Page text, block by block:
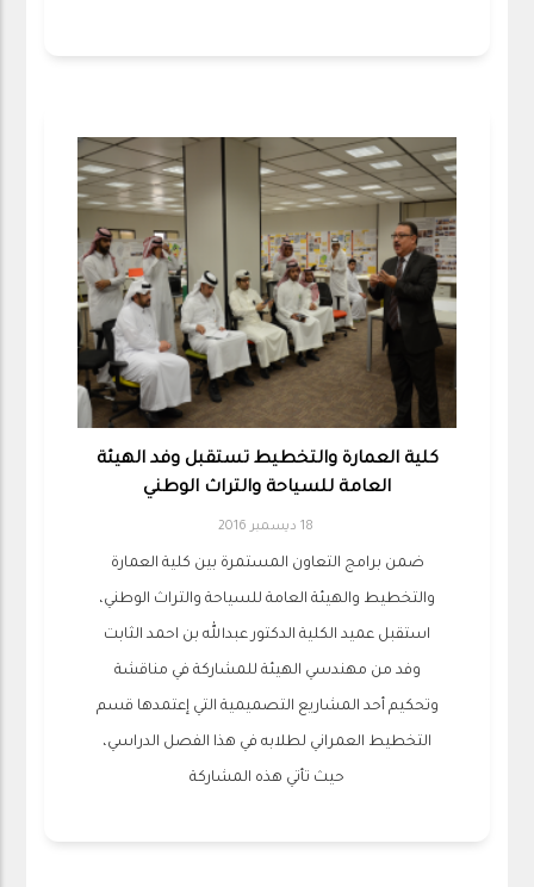
كلية العمارة والتخطيط تستقبل وفد الهيئة
العامة للسياحة والتراث الوطني
18 ديسمبر 2016
ضمن برامج التعاون المستمرة بين كلية العمارة
والتخطيط والهيئة العامة للسياحة والتراث الوطني،
استقبل عميد الكلية الدكتور عبدالله بن احمد الثابت
وفد من مهندسي الهيئة للمشاركة في مناقشة
وتحكيم أحد المشاريع التصميمية التي إعتمدها قسم
التخطيط العمراني لطلابه في هذا الفصل الدراسي،
حيث تأتي هذه المشاركة